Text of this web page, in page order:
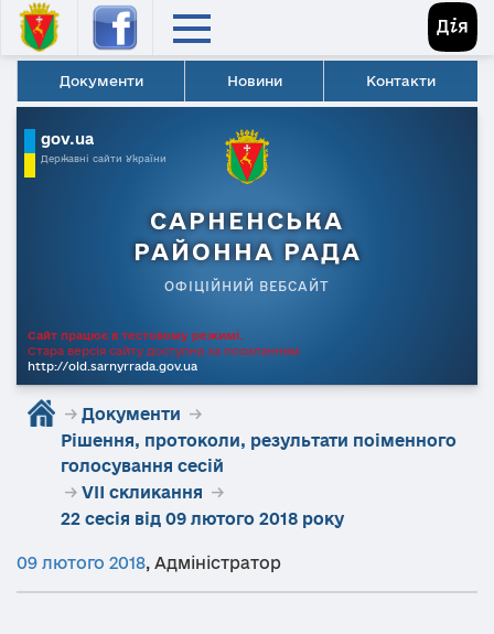
Документи Новини Контакти
gov.ua
Державні сайти України
САРНЕНСЬКА
РАЙОННА РАДА
ОФІЦІЙНИЙ ВЕБСАЙТ
Сайт працює в тестовому режимі.
Стара версія сайту доступна за посиланням
http://old.sarnyrrada.gov.ua
→ Документи →
Рішення, протоколи, результати поіменного
голосування сесій
→ VII скликання →
22 сесія від 09 лютого 2018 року
09 лютого 2018, Адміністратор